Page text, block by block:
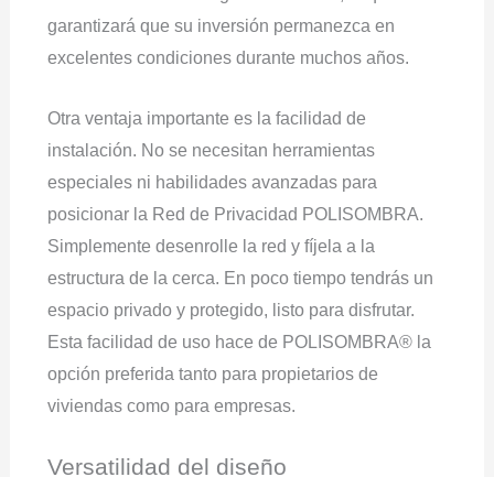
garantizará que su inversión permanezca en
excelentes condiciones durante muchos años.
Otra ventaja importante es la facilidad de
instalación. No se necesitan herramientas
especiales ni habilidades avanzadas para
posicionar la Red de Privacidad POLISOMBRA.
Simplemente desenrolle la red y fíjela a la
estructura de la cerca. En poco tiempo tendrás un
espacio privado y protegido, listo para disfrutar.
Esta facilidad de uso hace de POLISOMBRA® la
opción preferida tanto para propietarios de
viviendas como para empresas.
Versatilidad del diseño